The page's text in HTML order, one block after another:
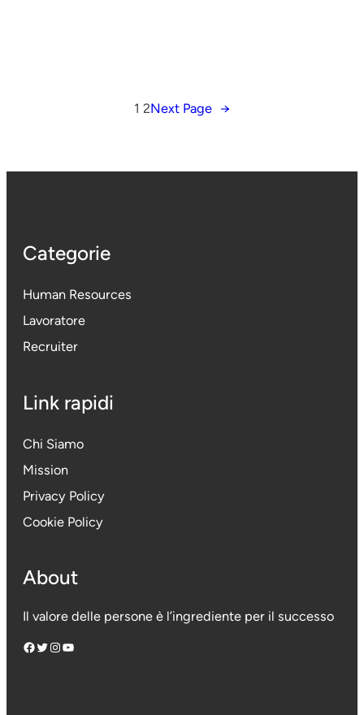
1 2Next Page →
Categorie
Human Resources
Lavoratore
Recruiter
Link rapidi
Chi Siamo
Mission
Privacy Policy
Cookie Policy
About
Il valore delle persone è l’ingrediente per il successo
Facebook Twitter InstagramYouTube